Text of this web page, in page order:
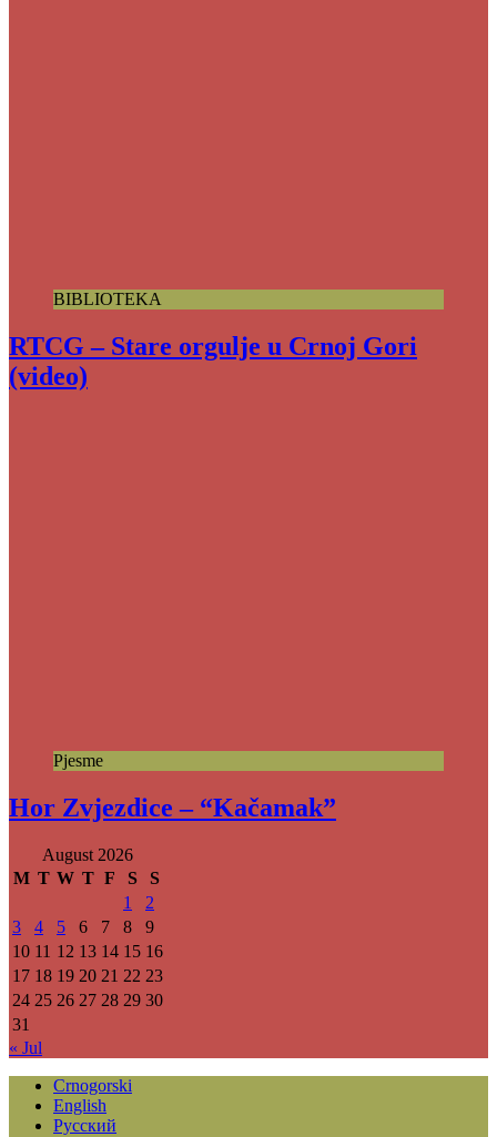
BIBLIOTEKA
RTCG – Stare orgulje u Crnoj Gori
(video)
Pjesme
Hor Zvjezdice – “Kačamak”
August 2026
M T W T F S
S
1
2
3
4 5 6 7 8
9
10 11 12 13 14 15 16
17 18 19 20 21 22 23
24 25 26 27 28 29 30
31
« Jul
Crnogorski
English
Русский